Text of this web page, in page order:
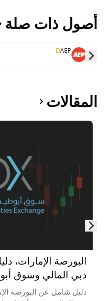
أصول ذات صلة
AEP
D
المقالات
البورصة الإمارات،
دبي المالي وسوق أبو
دليل شامل عن البورصة